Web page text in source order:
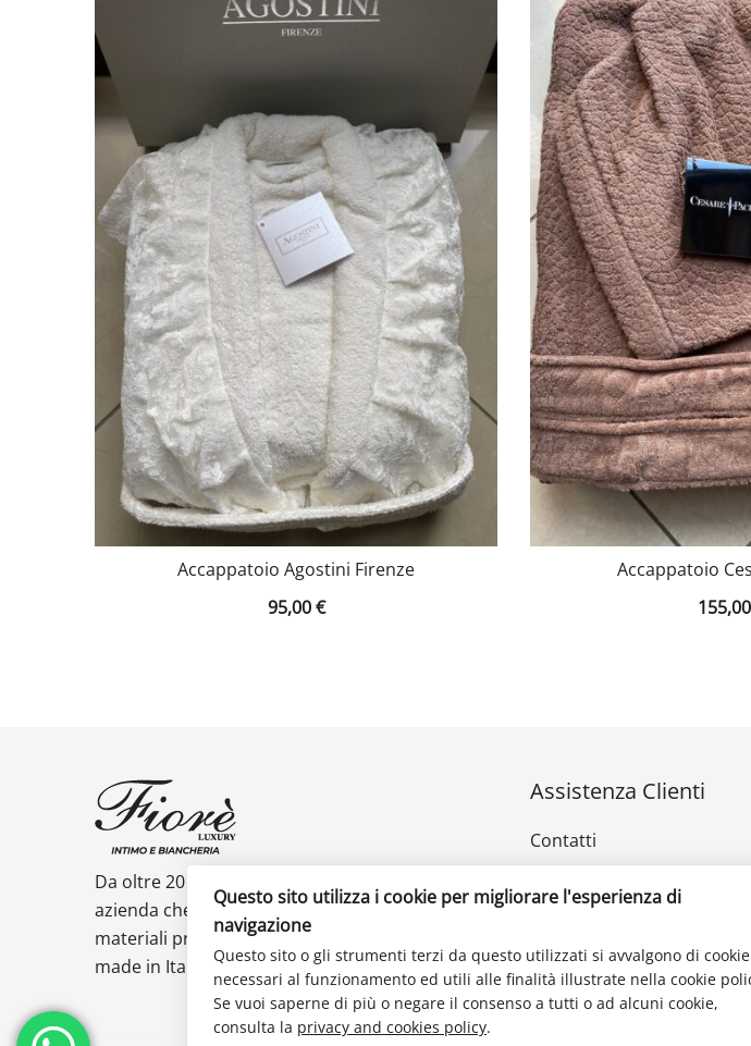
Accappatoio Agostini Firenze
95,00€
Accappatoio
155,00
Da oltre 20 anni Fiorè intimo e biancheria è un
azienda che si contraddistingue per la scelta di
materiali preziosi per rispecchiare al meglio il
made in Italy di qualità.
Assistenza Clienti
Contatti
Klarna
Questo sito utilizza i cookie per migliorare l'esperienza di
navigazione
Questo sito o gli strumenti terzi da questo utilizzati si avvalgono di cookie
necessari al funzionamento ed utili alle finalità illustrate nella cookie
Se vuoi saperne di più o negare il consenso a tutti o ad alcuni cookie,
consulta la privacy and cookies policy.